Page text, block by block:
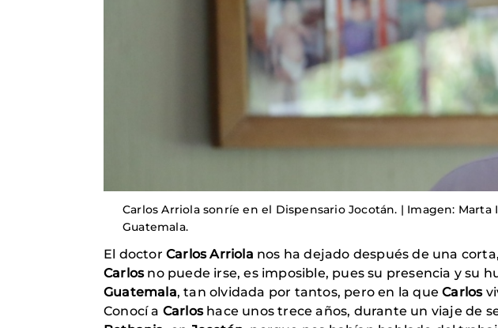
Carlos Arriola sonríe en el Dispensario Jocotán. | Imagen: Marta
Guatemala.
El doctor Carlos Arriola nos ha dejado después de una
Carlos no puede irse, es imposible, pues su presencia y su
Guatemala, tan olvidada por tantos, pero en la queCarlos
Conocí a Carlos hace unos trece años, durante un viaje de